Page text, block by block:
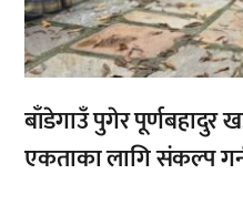
बाँडेगाउँ पुगेर पूर्णबहादुर
एकताका लागि संकल्प